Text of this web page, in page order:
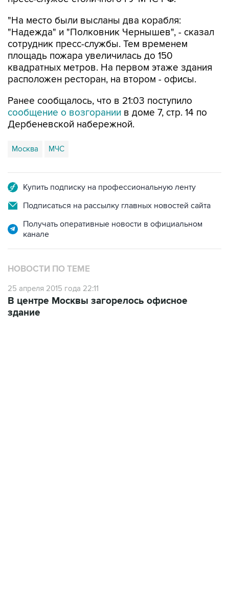
"На место были высланы два корабля:
"Надежда" и "Полковник Чернышев", - сказал
сотрудник пресс-службы. Тем временем
площадь пожара увеличилась до 150
квадратных метров. На первом этаже здания
расположен ресторан, на втором - офисы.
Ранее сообщалось, что в 21:03 поступило
сообщение о возгорании в доме 7, стр. 14 по
Дербеневской набережной.
Москва МЧС
Купить подписку на профессиональную ленту
Подписаться на рассылку главных новостей сайта
Получать оперативные новости в официальном
канале
НОВОСТИ ПО ТЕМЕ
25 апреля 2015 года 22:11
В центре Москвы загорелось офисное
здание